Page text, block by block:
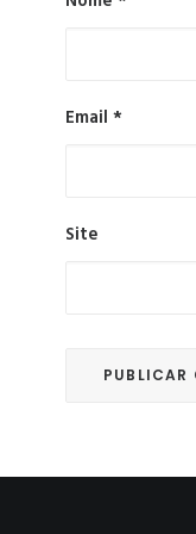
Email *
Site